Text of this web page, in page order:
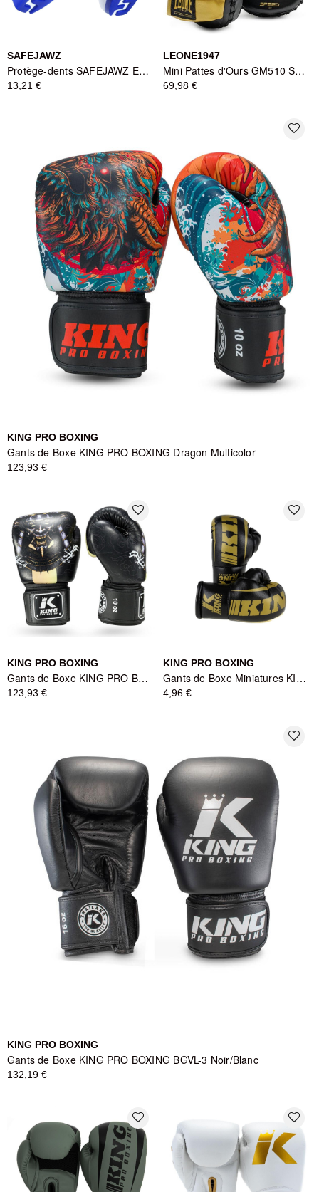
SAFEJAWZ
Protège-dents SAFEJAWZ EXTRO SHARK Bleu/Blanc - Protection Avancée
13,21 €
LEONE1947
Mini Pattes d'Ours GM510 Speed Line - Leone1947 - Noir
69,98 €
favorite_border
KING PRO BOXING
Gants de Boxe KING PRO BOXING Dragon Multicolor
123,93 €
favorite_border
KING PRO BOXING
Gants de Boxe KING PRO BOXING Hatamoto - Noir
123,93 €
favorite_border
KING PRO BOXING
Gants de Boxe Miniatures KING PRO BOXING Noir/Or - REVO Series
4,96 €
favorite_border
KING PRO BOXING
Gants de Boxe KING PRO BOXING BGVL-3 Noir/Blanc
132,19 €
favorite_border favorite_border